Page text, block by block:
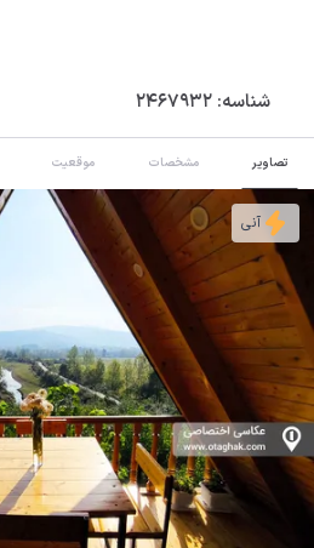
شناسه: 2467932
تصاویر مشخصات موقعیت
آنی